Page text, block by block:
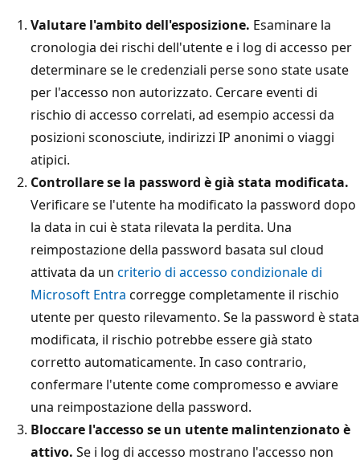
Valutare l'ambito dell'esposizione. Esaminare la
cronologia dei rischi dell'utente e i log di accesso per
determinare se le credenziali perse sono state usate
per l'accesso non autorizzato. Cercare eventi di
rischio di accesso correlati, ad esempio accessi da
posizioni sconosciute, indirizzi IP anonimi o viaggi
atipici.
Controllare se la password è già stata modificata.
Verificare se l'utente ha modificato la password dopo
la data in cui è stata rilevata la perdita. Una
reimpostazione della password basata sul cloud
attivata da un criterio di accesso condizionale di
Microsoft Entra corregge completamente il rischio
utente per questo rilevamento. Se la password è stata
modificata, il rischio potrebbe essere già stato
corretto automaticamente. In caso contrario,
confermare l'utente come compromesso e avviare
una reimpostazione della password.
Bloccare l'accesso se un utente malintenzionato è
attivo. Se i log di accesso mostrano l'accesso non